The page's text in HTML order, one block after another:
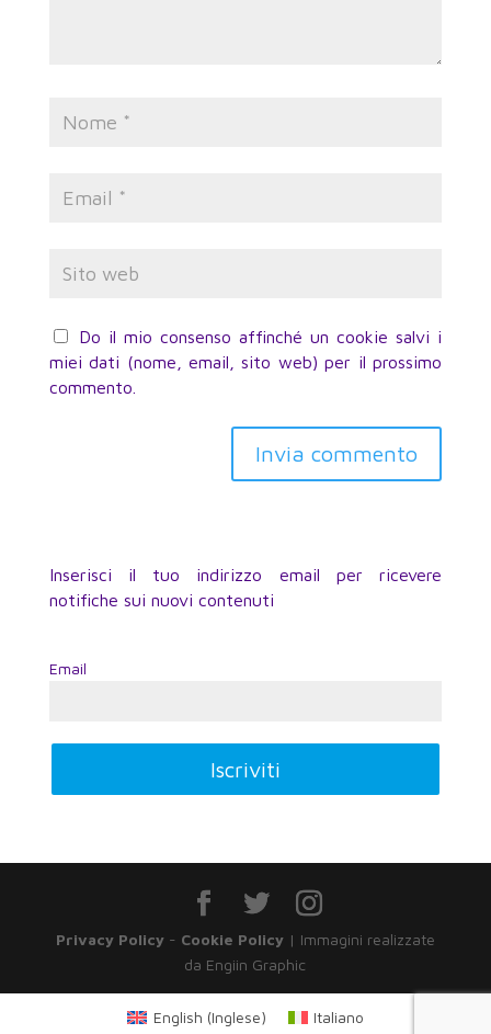
Do il mio consenso affinché un cookie salvi i
miei dati (nome, email, sito web) per il prossimo
commento.
Inserisci il tuo indirizzo email per ricevere
notifiche sui nuovi contenuti
Email
Privacy Policy- Cookie Policy| Immagini realizzate
da Engiin Graphic
English (Inglese) Italiano